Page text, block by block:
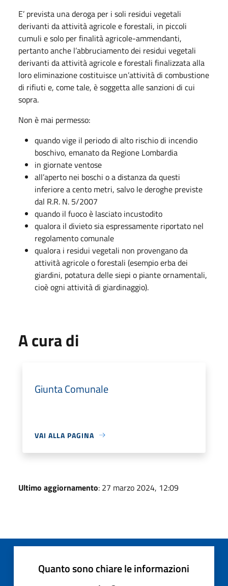
E’ prevista una deroga per i soli residui vegetali
derivanti da attività agricole e forestali, in piccoli
cumuli e solo per finalità agricole-ammendanti,
pertanto anche l’abbruciamento dei residui vegetali
derivanti da attività agricole e forestali finalizzata alla
loro eliminazione costituisce un’attività di combustione
di rifiuti e, come tale, è soggetta alle sanzioni di cui
sopra.
Non è mai permesso:
quando vige il periodo di alto rischio di incendio
boschivo, emanato da Regione Lombardia
in giornate ventose
all’aperto nei boschi o a distanza da questi
inferiore a cento metri, salvo le deroghe previste
dal R.R. N. 5/2007
quando il fuoco è lasciato incustodito
qualora il divieto sia espressamente riportato nel
regolamento comunale
qualora i residui vegetali non provengano da
attività agricole o forestali (esempio erba dei
giardini, potatura delle siepi o piante ornamentali,
cioè ogni attività di giardinaggio).
A cura di
Giunta Comunale
VAI ALLA PAGINA
Ultimo aggiornamento: 27 marzo 2024, 12:09
Quanto sono chiare le informazioni